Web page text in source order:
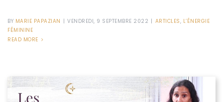
BY MARIE PAPAZIAN | VENDREDI, 9 SEPTEMBRE 2022 | ARTICLES, L’ÉNERGIE
FÉMININE
READ MORE